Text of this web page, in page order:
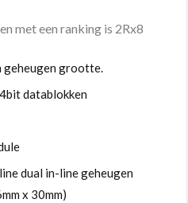
met een ranking is 2Rx8
geheugen grootte.
datablokken
dual in-line geheugen
x 30mm)